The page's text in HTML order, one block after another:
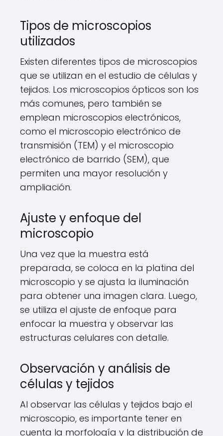
Tipos de microscopios
utilizados
Existen diferentes tipos de microscopios
que se utilizan en el estudio de células y
tejidos. Los microscopios ópticos son los
más comunes, pero también se
emplean microscopios electrónicos,
como el microscopio electrónico de
transmisión (TEM) y el microscopio
electrónico de barrido (SEM), que
permiten una mayor resolución y
ampliación.
Ajuste y enfoque del
microscopio
Una vez que la muestra está
preparada, se coloca en la platina del
microscopio y se ajusta la iluminación
para obtener una imagen clara. Luego,
se utiliza el ajuste de enfoque para
enfocar la muestra y observar las
estructuras celulares con detalle.
Observación y análisis de
células y tejidos
Al observar las células y tejidos bajo el
microscopio, es importante tener en
cuenta la morfología y la distribución de